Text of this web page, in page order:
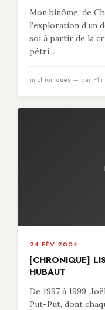
Mon binôme, de
l’exploration d’un
soi à partir de la
pétri...
in chroniques — par
24 FÉV 2004
[CHRONIQUE]
HUBAUT
De 1997 à 1999,
Put-Put, dont